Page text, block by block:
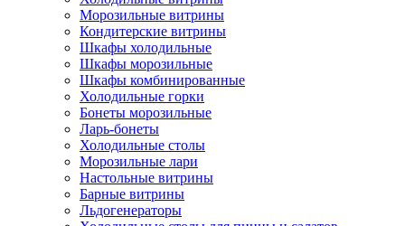
Морозильные витрины
Кондитерские витрины
Шкафы холодильные
Шкафы морозильные
Шкафы комбинированные
Холодильные горки
Бонеты морозильные
Ларь-бонеты
Холодильные столы
Морозильные лари
Настольные витрины
Барные витрины
Льдогенераторы